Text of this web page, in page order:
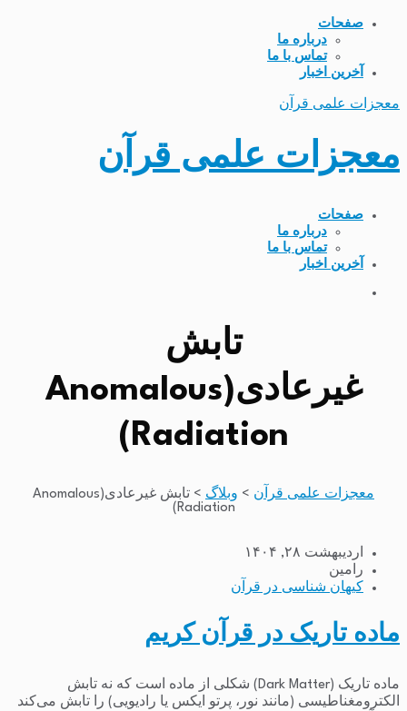
صفحات
درباره ما
تماس با ما
آخرین اخبار
معجزات علمی قرآن
معجزات علمی قرآن
صفحات
درباره ما
تماس با ما
آخرین اخبار
تابش
غیرعادی(Anomalous
Radiation)
معجزات علمی قرآن > وبلاگ >
تابش غیرعادی(Anomalous
Radiation)
اردیبهشت ۲۸, ۱۴۰۴
رامین
کیهان شناسی در قرآن
ماده تاریک در قرآن کریم
ماده تاریک (Dark Matter) شکلی از ماده است که نه تابش
الکترومغناطیسی (مانند نور، پرتو ایکس یا رادیویی) را تابش می‌کند